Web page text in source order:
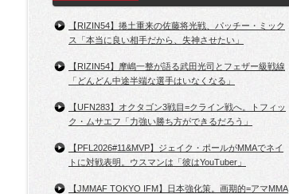
【RIZIN54】捲土重来の佐藤将光戦、パッチー・ミック
ス「本当に良い相手だから、失神させたい」
【RIZIN54】摩嶋一整が語る武田光司とフェザー級戦線
「どんどん中途半端な選手はいなくなる」
【UFN283】オクタゴン3戦目=クライン戦へ。トフィッ
ク・ムサエフ「力強い勝ち方ができるだろう」
【PFL2026#11&MVP】ジェイク・ポールがMMAでネイ
トに対戦表明。ウスマンは「彼はYouTuber」
【JMMAF TOKYO IFM】日本強化策。画期的=アマMMA